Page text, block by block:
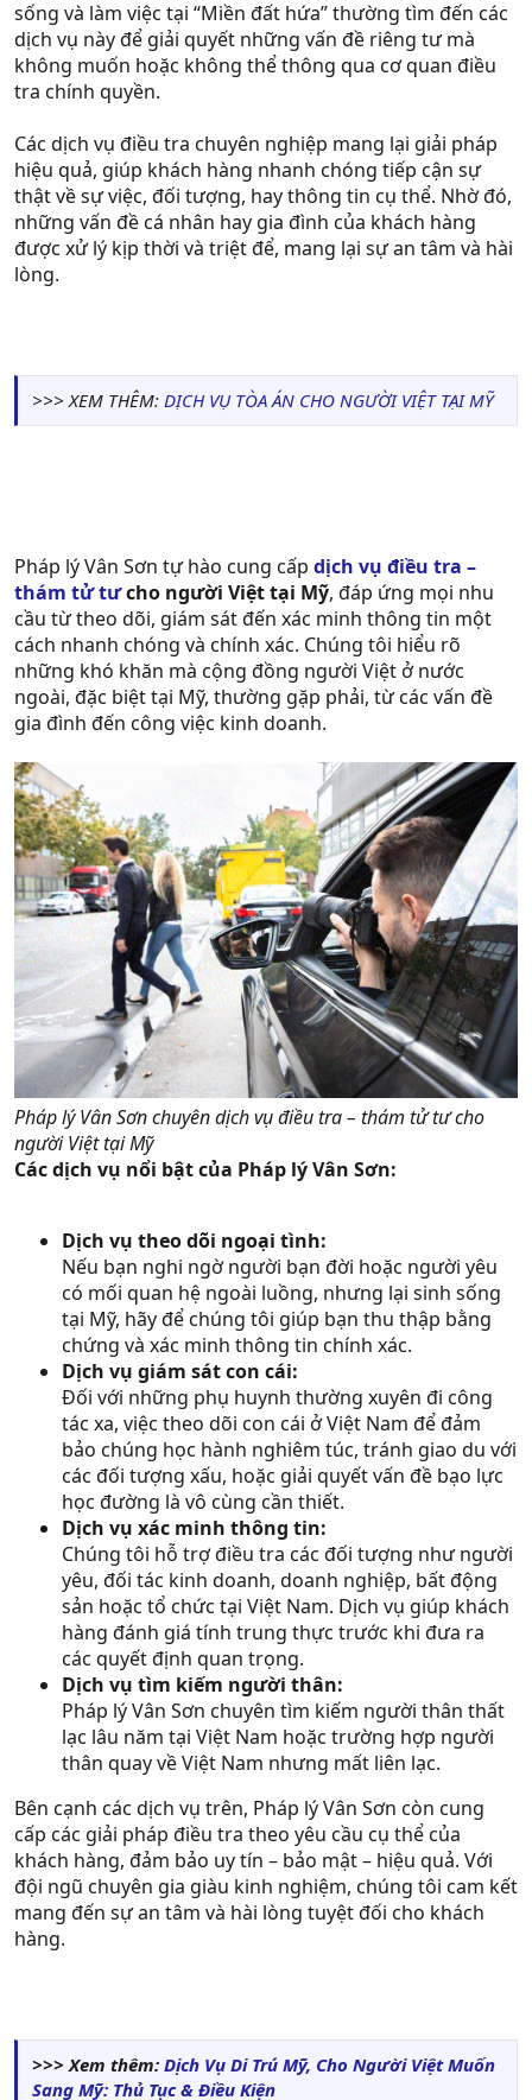
sống và làm việc tại “Miền đất hứa” thường tìm đến các
dịch vụ này để giải quyết những vấn đề riêng tư mà
không muốn hoặc không thể thông qua cơ quan điều
tra chính quyền.
Các dịch vụ điều tra chuyên nghiệp mang lại giải pháp
hiệu quả, giúp khách hàng nhanh chóng tiếp cận sự
thật về sự việc, đối tượng, hay thông tin cụ thể. Nhờ đó,
những vấn đề cá nhân hay gia đình của khách hàng
được xử lý kịp thời và triệt để, mang lại sự an tâm và hài
lòng.
>>> XEM THÊM: DỊCH VỤ TÒA ÁN CHO NGƯỜI VIỆT TẠI MỸ
Pháp lý Vân Sơn tự hào cung cấp dịch vụ điều tra –
thám tử tưcho người Việt tại Mỹ, đáp ứng mọi nhu
cầu từ theo dõi, giám sát đến xác minh thông tin một
cách nhanh chóng và chính xác. Chúng tôi hiểu rõ
những khó khăn mà cộng đồng người Việt ở nước
ngoài, đặc biệt tại Mỹ, thường gặp phải, từ các vấn đề
gia đình đến công việc kinh doanh.
Pháp lý Vân Sơn chuyên dịch vụ điều tra – thám tử tư cho
người Việt tại Mỹ
Các dịch vụ nổi bật của Pháp lý Vân Sơn:
Dịch vụ theo dõi ngoại tình:
Nếu bạn nghi ngờ người bạn đời hoặc người yêu
có mối quan hệ ngoài luồng, nhưng lại sinh sống
tại Mỹ, hãy để chúng tôi giúp bạn thu thập bằng
chứng và xác minh thông tin chính xác.
Dịch vụ giám sát con cái:
Đối với những phụ huynh thường xuyên đi công
tác xa, việc theo dõi con cái ở Việt Nam để đảm
bảo chúng học hành nghiêm túc, tránh giao du với
các đối tượng xấu, hoặc giải quyết vấn đề bạo lực
học đường là vô cùng cần thiết.
Dịch vụ xác minh thông tin:
Chúng tôi hỗ trợ điều tra các đối tượng như người
yêu, đối tác kinh doanh, doanh nghiệp, bất động
sản hoặc tổ chức tại Việt Nam. Dịch vụ giúp khách
hàng đánh giá tính trung thực trước khi đưa ra
các quyết định quan trọng.
Dịch vụ tìm kiếm người thân:
Pháp lý Vân Sơn chuyên tìm kiếm người thân thất
lạc lâu năm tại Việt Nam hoặc trường hợp người
thân quay về Việt Nam nhưng mất liên lạc.
Bên cạnh các dịch vụ trên, Pháp lý Vân Sơn còn cung
cấp các giải pháp điều tra theo yêu cầu cụ thể của
khách hàng, đảm bảo uy tín – bảo mật – hiệu quả. Với
đội ngũ chuyên gia giàu kinh nghiệm, chúng tôi cam kết
mang đến sự an tâm và hài lòng tuyệt đối cho khách
hàng.
>>> Xem thêm: Dịch Vụ Di Trú Mỹ, Cho Người Việt Muốn
Sang Mỹ: Thủ Tục & Điều Kiện